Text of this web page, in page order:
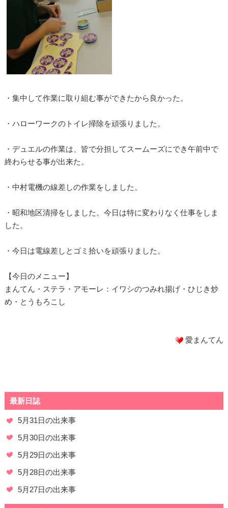
・集中して作業に取り組む事ができたから良かった。
・ハローワークのトイレ掃除を頑張りました。
・デュエルの作業は、皆で分担してスームーズにでき午前中で
終わらせる事が出来た。
・中村電機の線差しの作業をしました。
・昭和地区清掃をしました。今日は特に変わりなく仕事をしま
した。
・今日は電線差しとゴミ拾いを頑張りました。
【今日のメニュー】
まんてん・ステラ・アモーレ：イワシのつみれ揚げ・ひじき炒
め・とうもろこし
愛まんてん
最新日誌
5月31日の出来事
5月30日の出来事
5月29日の出来事
5月28日の出来事
5月27日の出来事